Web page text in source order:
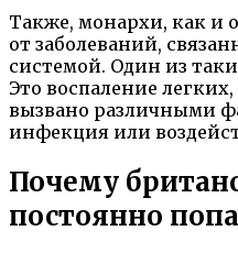
Также, монархи, как и
от заболеваний,
системой. Один из
Это воспаление
вызвано различными
инфекция или
Почему
постоянно